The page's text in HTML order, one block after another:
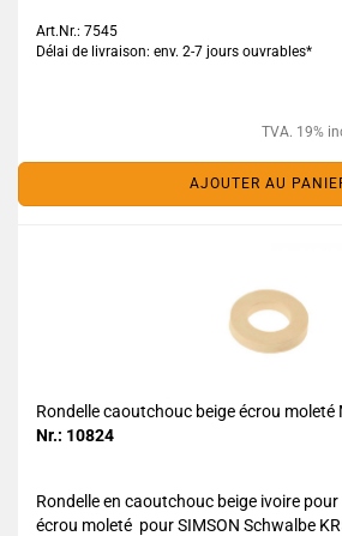
Art.Nr.: 7545
Délai de livraison: env. 2-7 jours ouvrables*
TVA. 19%
AJOUTER AU
Rondelle caoutchouc beige écrou moleté
Nr.: 10824
Rondelle en caoutchouc beige ivoire pour
écrou moleté pour SIMSON Schwalbe